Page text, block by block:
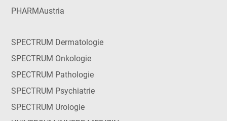
PHARMAustria
SPECTRUM Dermatologie
SPECTRUM Onkologie
SPECTRUM Pathologie
SPECTRUM Psychiatrie
SPECTRUM Urologie